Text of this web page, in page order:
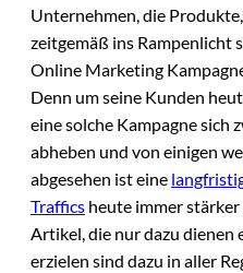
Unternehmen, die
zeitgemäß ins Rampenlicht
Online Marketing
Denn um seine Kunden
eine solche Kampagne sich
abheben und von einigen
abgesehen ist eine
Traffics heute immer
Artikel, die nur dazu dienen
erzielen sind dazu in aller